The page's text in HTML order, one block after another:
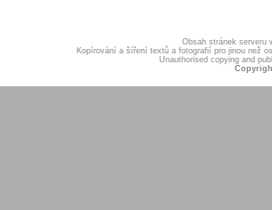
Obsah stránek serveru
Kopírování a šíření textů a fotografií pro jinou než
Unauthorised copying and